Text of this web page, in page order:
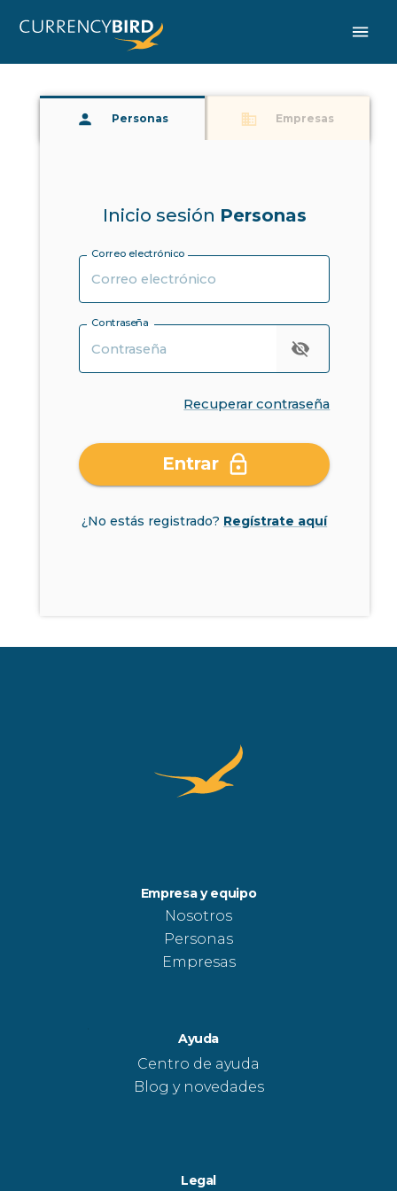
Personas Empresas
Inicio sesión Personas
Correo electrónico
Contraseña
Recuperar contraseña
Entrar
¿No estás registrado? Regístrate aquí
Empresa y equipo
Nosotros
Personas
Empresas
Ayuda
Centro de ayuda
Blog y novedades
Legal